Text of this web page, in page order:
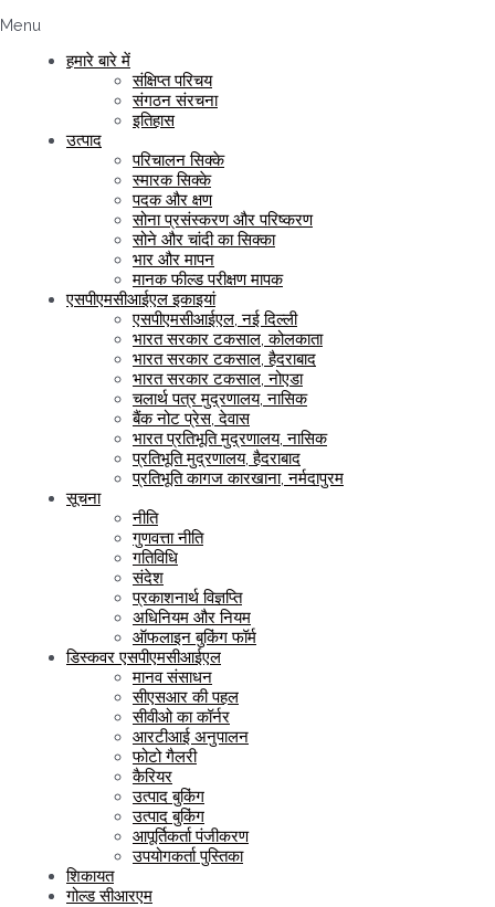
Menu
हमारे बारे में
संक्षिप्त परिचय
संगठन संरचना
इतिहास
उत्पाद
परिचालन सिक्के
स्मारक सिक्के
पदक और क्षण
सोना प्रसंस्करण और परिष्करण
सोने और चांदी का सिक्का
भार और मापन
मानक फील्ड परीक्षण मापक
एसपीएमसीआईएल इकाइयां
एसपीएमसीआईएल, नई दिल्ली
भारत सरकार टकसाल, कोलकाता
भारत सरकार टकसाल, हैदराबाद
भारत सरकार टकसाल, नोएडा
चलार्थ पत्र मुद्रणालय, नासिक
बैंक नोट प्रेस, देवास
भारत प्रतिभूति मुद्रणालय, नासिक
प्रतिभूति मुद्रणालय, हैदराबाद
प्रतिभूति कागज कारखाना, नर्मदापुरम
सूचना
नीति
गुणवत्ता नीति
गतिविधि
संदेश
प्रकाशनार्थ विज्ञप्ति
अधिनियम और नियम
ऑफलाइन बुकिंग फॉर्म
डिस्कवर एसपीएमसीआईएल
मानव संसाधन
सीएसआर की पहल
सीवीओ का कॉर्नर
आरटीआई अनुपालन
फोटो गैलरी
कैरियर
उत्पाद बुकिंग
उत्पाद बुकिंग
आपूर्तिकर्ता पंजीकरण
उपयोगकर्ता पुस्तिका
शिकायत
गोल्ड सीआरएम